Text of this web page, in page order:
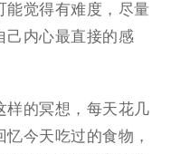
能觉得有难度，尽量
己内心最直接的感
样的冥想，每天花几
今天吃过的食物，